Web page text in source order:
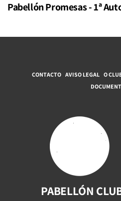
Pabellón Promesas - 1ª
CONTACTO AVISO LEGAL O
PABELLÓN